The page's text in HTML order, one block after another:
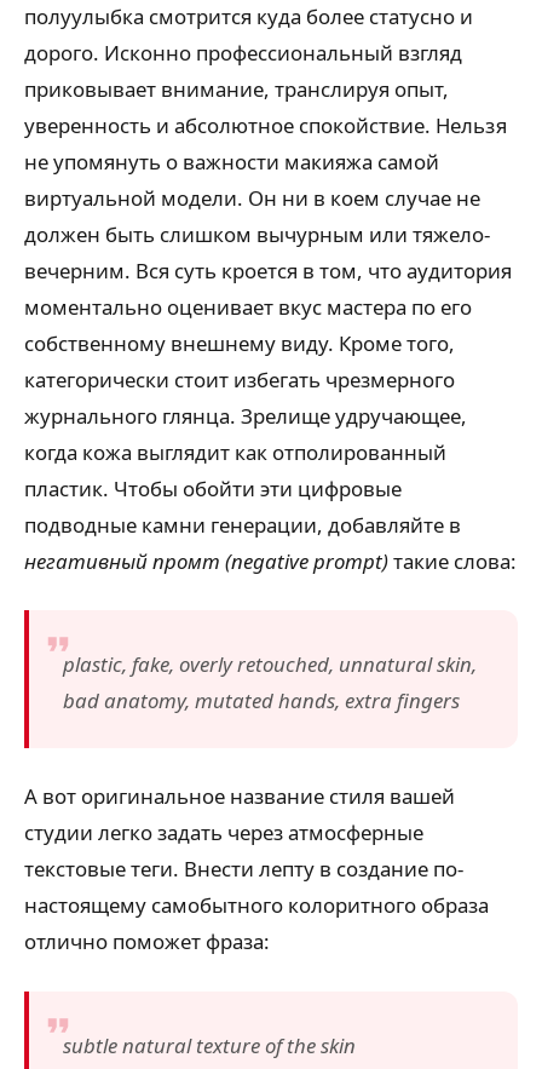
полуулыбка смотрится куда более статусно и
дорого. Исконно профессиональный взгляд
приковывает внимание, транслируя опыт,
уверенность и абсолютное спокойствие. Нельзя
не упомянуть о важности макияжа самой
виртуальной модели. Он ни в коем случае не
должен быть слишком вычурным или тяжело-
вечерним. Вся суть кроется в том, что аудитория
моментально оценивает вкус мастера по его
собственному внешнему виду. Кроме того,
категорически стоит избегать чрезмерного
журнального глянца. Зрелище удручающее,
когда кожа выглядит как отполированный
пластик. Чтобы обойти эти цифровые
подводные камни генерации, добавляйте в
негативный промт (negative prompt)такие слова:
plastic, fake, overly retouched, unnatural skin,
bad anatomy, mutated hands, extra fingers
А вот оригинальное название стиля вашей
студии легко задать через атмосферные
текстовые теги. Внести лепту в создание по-
настоящему самобытного колоритного образа
отлично поможет фраза:
subtle natural texture of the skin